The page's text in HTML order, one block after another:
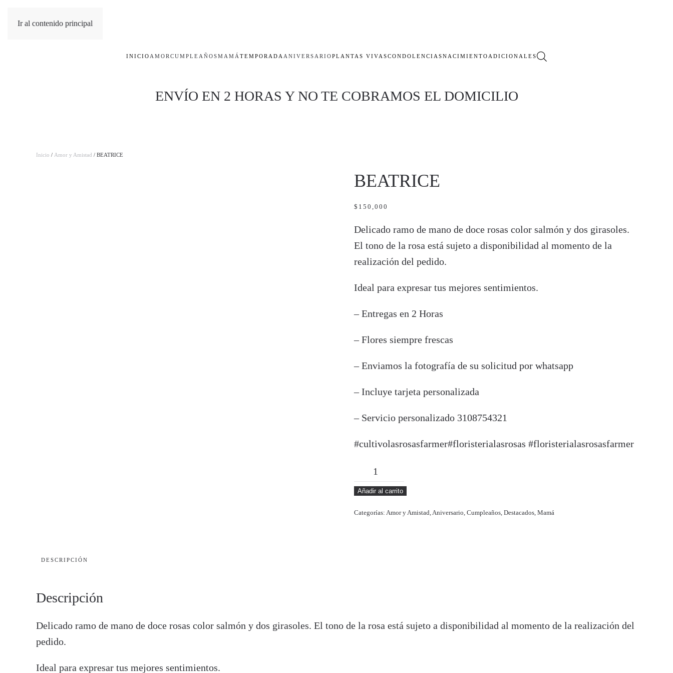
Ir al contenido principal
INICIO AMOR CUMPLEAÑOSMAMÁ TEMPORADA ANIVERSARIOPLANTAS VIVASCONDOLENCIASNACIMIENTO ADICIONALES
ENVÍO EN 2 HORAS Y NO TE COBRAMOS EL DOMICILIO
Inicio / Amor y Amistad / BEATRICE
BEATRICE
$ 150,000
Delicado ramo de mano de doce rosas color salmón y dos girasoles.
El tono de la rosa está sujeto a disponibilidad al momento de la
realización del pedido.
Ideal para expresar tus mejores sentimientos.
– Entregas en 2 Horas
– Flores siempre frescas
– Enviamos la fotografía de su solicitud por whatsapp
– Incluye tarjeta personalizada
– Servicio personalizado 3108754321
#cultivolasrosasfarmer#floristerialasrosas #floristerialasrosasfarmer
BEATRICE
cantidad
Añadir al carrito
Categorías: Amor y Amistad,Aniversario, Cumpleaños, Destacados, Mamá
DESCRIPCIÓN
Descripción
Delicado ramo de mano de doce rosas color salmón y dos girasoles. El tono de la rosa está sujeto a disponibilidad al momento de la realización del
pedido.
Ideal para expresar tus mejores sentimientos.